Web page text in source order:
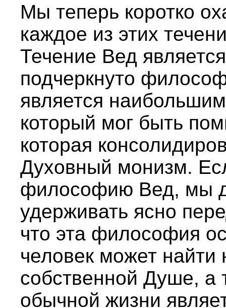
Мы теперь коротко
каждое из этих
Течение Вед
подчеркнуто
является
который мог быть
которая
Духовный монизм.
философию Вед, мы
удерживать ясно
что эта философия
человек может найти
собственной Душе, а
обычной жизни